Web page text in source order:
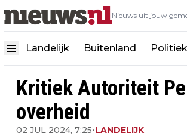
Nieuws uit jouw
Landelijk Buitenland Politiek
Kritiek Autoriteit
overheid
02 JUL 2024, 7:25•LANDELIJK